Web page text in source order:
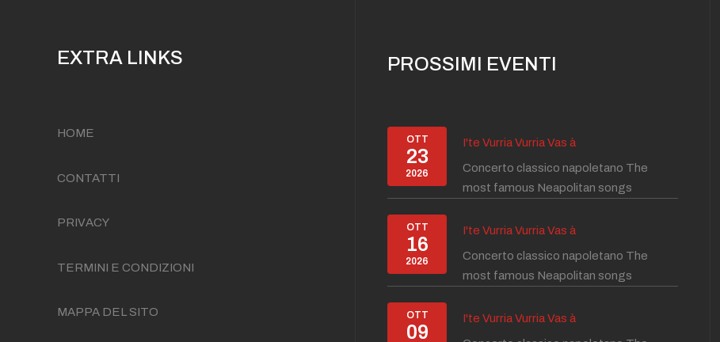
EXTRA LINKS
HOME
CONTATTI
PRIVACY
TERMINI E CONDIZIONI
MAPPA DEL SITO
PROSSIMI EVENTI
OTT
23
2026
I'te Vurria Vurria Vas à
Concerto classico napoletano The
most famous Neapolitan songs
OTT
16
2026
I'te Vurria Vurria Vas à
Concerto classico napoletano The
most famous Neapolitan songs
OTT
09
I'te Vurria Vurria Vas à